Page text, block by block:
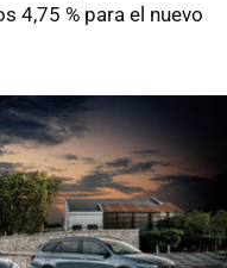
4,75 % para el nuevo